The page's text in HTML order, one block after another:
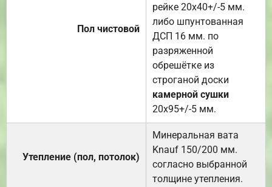
Пол чистовой
рейке 20х40+/-5 мм.
либо шпунтованная
ДСП 16 мм. по
разряженной
обрешётке из
строганой доски
камерной сушки
20х95+/-5 мм.
Утепление (пол, потолок)
Минеральная вата
Knauf 150/200 мм.
согласно выбранной
толщине утепления.